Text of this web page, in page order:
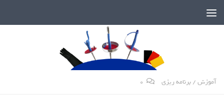
آموزش/برنامه ریزی 0